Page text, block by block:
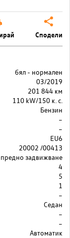
Сподели
бял - нормален
03/2019
201 844 км
110 kW/150 к. с.
Бензин
–
–
EU6
20002 /00413
предно задвижване
4
5
1
–
Седан
–
–
Автоматик